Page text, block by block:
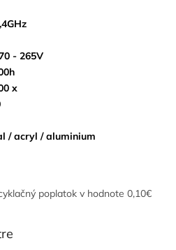
- 265V
x
/ acryl / aluminium
poplatok v hodnote 0,10€